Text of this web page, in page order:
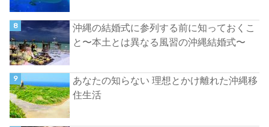
沖縄の結婚式に参列する前に知っておくこ
と〜本土とは異なる風習の沖縄結婚式〜
あなたの知らない 理想とかけ離れた沖縄移
住生活